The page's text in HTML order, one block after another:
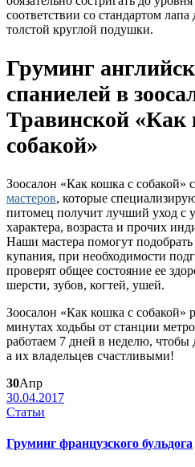
соответствии со стандартом
толстой круглой подушки.
Груминг
спаниелей в
Травинской «Как
собакой»
Зоосалон «Как кошка с собакой»
мастеров, которые
питомец получит лучший уход с
характера, возраста и прочих
Наши мастера помогут подобрать
купания, при необходимости
проверят общее состояние ее
шерсти, зубов, когтей, ушей.
Зоосалон «Как кошка с собакой»
минутах ходьбы от станции
работаем 7 дней в неделю,
а их владельцев счастливыми!
30Апр
30.04.2017
Статьи
Груминг французского бульдога